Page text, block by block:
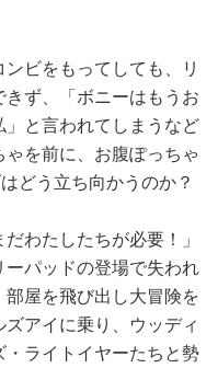
ビをもってしても、リ
ず、「ボニーはもうお
」と言われてしまうなど
を前に、お腹ぽっちゃ
どう立ち向かうのか？
わたしたちが必要！」
ーパッドの登場で失われ
屋を飛び出し大冒険を
アイに乗り、ウッディ
・ライトイヤーたちと勢